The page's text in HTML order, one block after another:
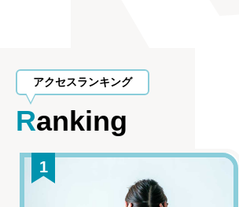
アクセスランキング
Ranking
1